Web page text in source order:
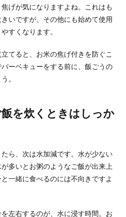
の天日干しは夜もしたほうがいいのでしょ
また、雨が降ってきたときにはどうしたら
でしょ...
・パプリカ・ズッキーニを使った
の代表と言えば、ナス・パプリカ・ズッキ
と食...
ス耐熱容器は100均商品でも十分
げが気になりますよね。これはも
いですが、その他にも始めて使用
すくなります。
てると、お米の焦げ付きを防ぐこ
ーベキューをする前に、飯ごうの
。
を炊くときはしっか
ら、次は水加減です。水が少ない
多いとお粥のようなご飯が出来上
一緒に食べるのには不向きですよ
左右するのが、水に浸す時間。お